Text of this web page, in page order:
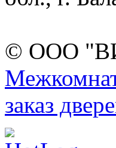
© ООО
заказ